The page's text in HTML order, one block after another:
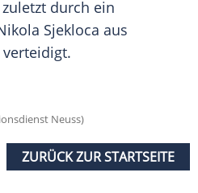
durch ein
Sjekloca aus
Neuss)
ZURÜCK ZUR STARTSEITE